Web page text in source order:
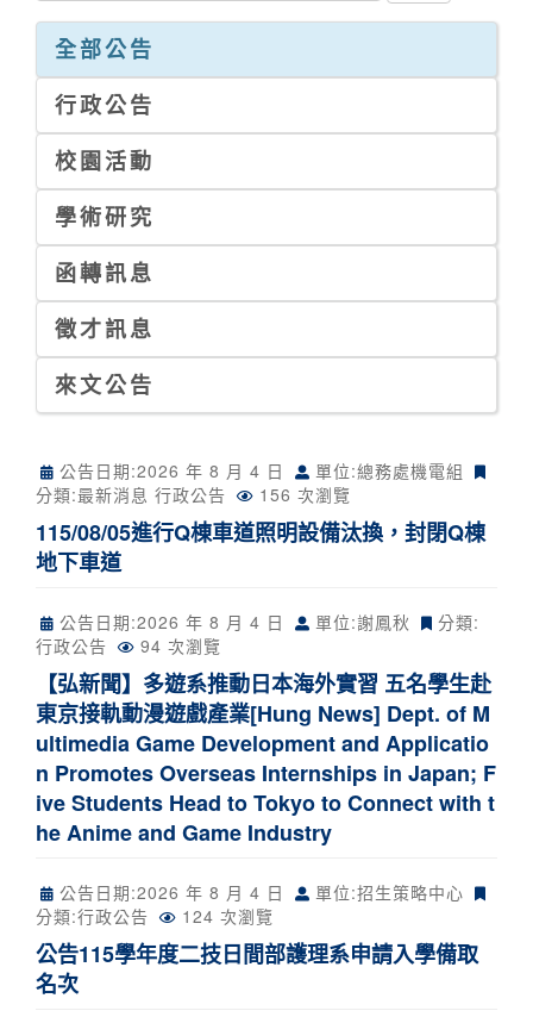
全部公告
行政公告
校園活動
學術研究
函轉訊息
徵才訊息
來文公告
公告日期:2026 年 8 月 4 日
單位:總務處機電組
分類:最新消息 行政公告 156 次瀏覽
115/08/05進行Q棟車道照明設備汰換，封閉Q棟
地下車道
公告日期:2026 年 8 月 4 日 單位:謝鳳秋
分類:
行政公告
94 次瀏覽
【弘新聞】多遊系推動日本海外實習 五名學生赴
東京接軌動漫遊戲產業[Hung News] Dept. of M
ultimedia Game Development and Applicatio
n Promotes Overseas Internships in Japan; F
ive Students Head to Tokyo to Connect with t
he Anime and Game Industry
公告日期:2026 年 8 月 4 日
單位:招生策略中心
分類:行政公告 124 次瀏覽
公告115學年度二技日間部護理系申請入學備取
名次